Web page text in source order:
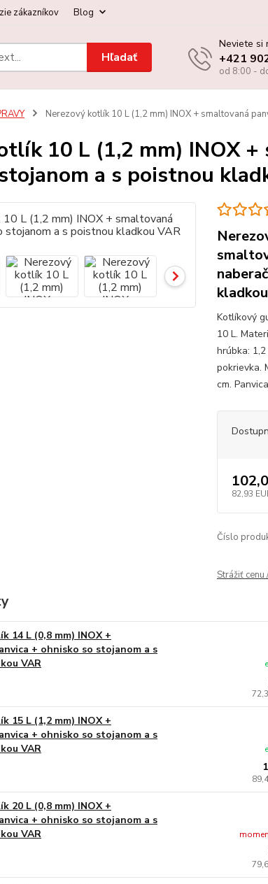
zákazníkov Blog
Hľadať
Neviete si
+421
od 8:00 -
Nerezový kotlík 10 L (1,2 mm) INOX + smaltovaná
10 L (1,2 mm) INOX
a s poistnou
Kotlíkový
10 L.
hrúbka:
pokrievka.
cm.
82,93
Číslo
Strážiť
14 L (0,8 mm) INOX +
+ ohnisko so stojanom a s
VAR
15 L (1,2 mm) INOX +
+ ohnisko so stojanom a s
VAR
20 L (0,8 mm) INOX +
+ ohnisko so stojanom a s
VAR